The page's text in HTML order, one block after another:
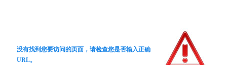
没有找到您要访问的页面，请检查您是否输入正确
URL。